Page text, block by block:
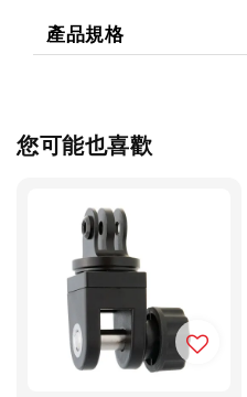
產品規格
您可能也喜歡